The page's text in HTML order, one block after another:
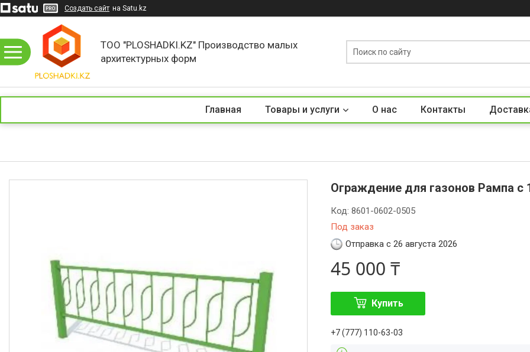
Создать сайт на Satu.kz
ТОО "PLOSHADKI.KZ" Производство малых
архитектурных форм
Главная Товары и услуги О нас Контакты
Ограждение для газонов Рампа с
Под заказ
Код:8601-0602-0505
Отправка с 26 августа 2026
45 000 ₸
Купить
+7 (777) 110-63-03